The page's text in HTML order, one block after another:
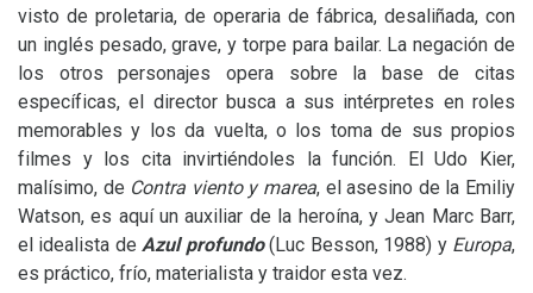
visto de proletaria, de operaria de fábrica, desaliñada, con
un inglés pesado, grave, y torpe para bailar. La negación de
los otros personajes opera sobre la base de citas
específicas, el director busca a sus intérpretes en roles
memorables y los da vuelta, o los toma de sus propios
filmes y los cita invirtiéndoles la función. El Udo Kier,
malísimo, de Contra viento y marea, el asesino de la Emiliy
Watson, es aquí un auxiliar de la heroína, y Jean Marc Barr,
el idealista deAzul profundo(Luc Besson, 1988) y Europa,
es práctico, frío, materialista y traidor esta vez.